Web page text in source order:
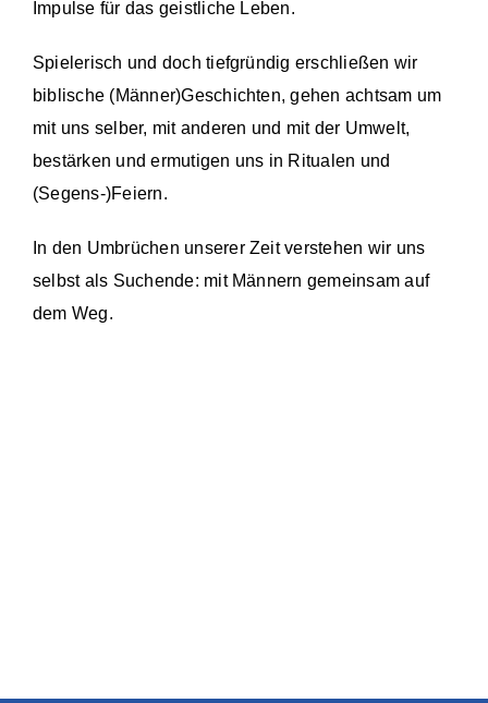
Impulse für das geistliche Leben.
Spielerisch und doch tiefgründig erschließen wir
biblische (Männer)Geschichten, gehen achtsam um
mit uns selber, mit anderen und mit der Umwelt,
bestärken und ermutigen uns in Ritualen und
(Segens-)Feiern.
In den Umbrüchen unserer Zeit verstehen wir uns
selbst als Suchende: mit Männern gemeinsam auf
dem Weg.